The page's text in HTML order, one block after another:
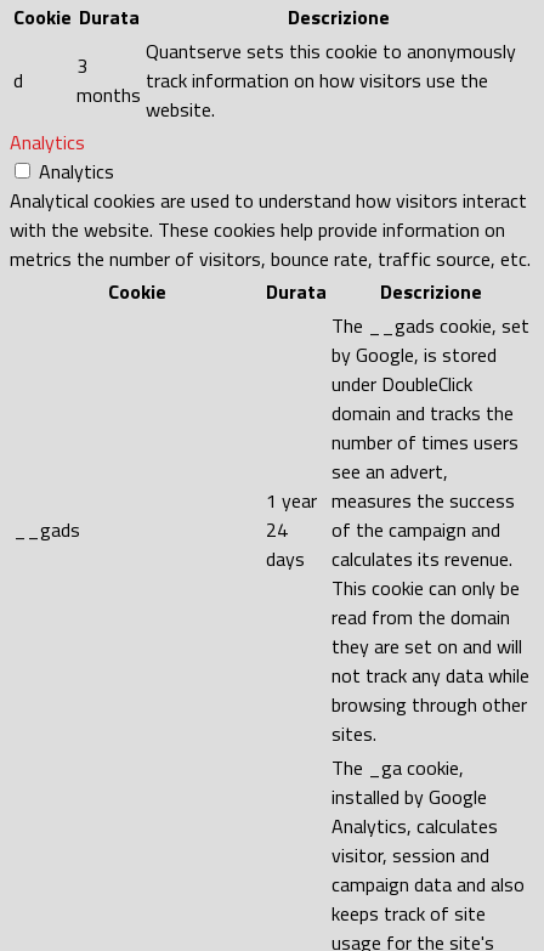
Cookie Durata Descrizione
d
3
months
Quantserve sets this cookie to anonymously
track information on how visitors use the
website.
Analytics
Analytics
Analytical cookies are used to understand how visitors interact
with the website. These cookies help provide information on
metrics the number of visitors, bounce rate, traffic source, etc.
Cookie
Durata Descrizione
__gads
1 year
24
days
The __gads cookie, set
by Google, is stored
under DoubleClick
domain and tracks the
number of times users
see an advert,
measures the success
of the campaign and
calculates its revenue.
This cookie can only be
read from the domain
they are set on and will
not track any data while
browsing through other
sites.
The _ga cookie,
installed by Google
Analytics, calculates
visitor, session and
campaign data and also
keeps track of site
usage for the site's